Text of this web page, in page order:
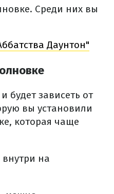
Среди них вы
Даунтон"
будет зависеть от
вы установили
которая чаще
внутри на